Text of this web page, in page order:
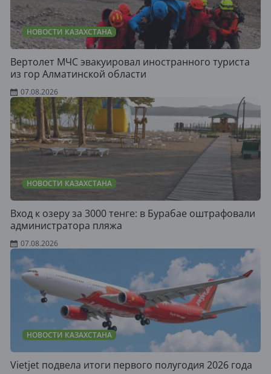
НОВОСТИ КАЗАХСТАНА
Вертолет МЧС эвакуировал иностранного туриста
из гор Алматинской области
07.08.2026
НОВОСТИ КАЗАХСТАНА
Вход к озеру за 3000 тенге: в Бурабае оштрафовали
администратора пляжа
07.08.2026
НОВОСТИ КАЗАХСТАНА
Vietjet подвела итоги первого полугодия 2026 года